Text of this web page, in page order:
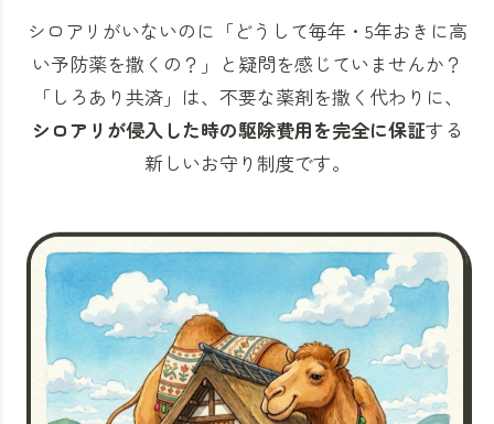
シロアリがいないのに「どうして毎年・5年おきに高
い予防薬を撒くの？」と 疑問を感じていませんか？
「しろあり共済」 は、不要な薬剤を撒く代わりに、
シロアリが侵入した時の駆除費用を完全に保証する
新しいお守り制度です。